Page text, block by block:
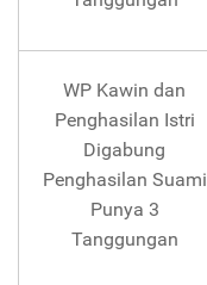
WP Kawin dan
Penghasilan Istri
Digabung
Penghasilan Suami
Punya 3
Tanggungan